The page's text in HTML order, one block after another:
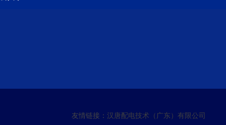
友情链接： 汉唐配电技术（广东）有限公司